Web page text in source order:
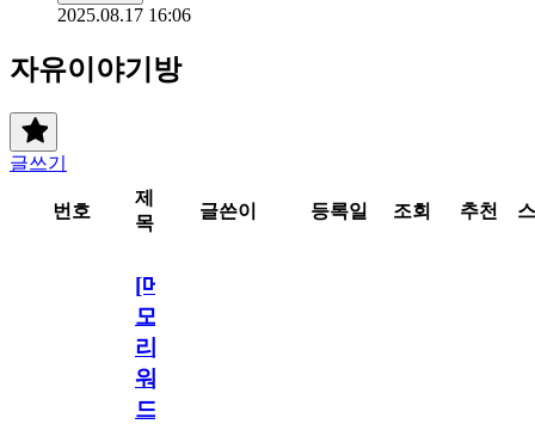
2025.08.17 16:06
자유이야기방
글쓰기
번호
제
목
글쓴이 등록일 조회 추천
[메
모
리
워
드